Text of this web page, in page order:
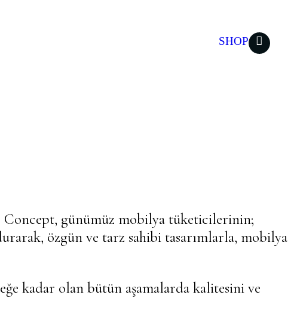
SHOP
Concept, günümüz mobilya tüketicilerinin;
özgün ve tarz sahibi tasarımlarla, mobilya
kadar olan bütün aşamalarda kalitesini ve